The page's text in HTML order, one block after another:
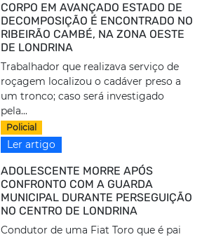
CORPO EM AVANÇADO ESTADO DE
DECOMPOSIÇÃO É ENCONTRADO NO
RIBEIRÃO CAMBÉ, NA ZONA OESTE
DE LONDRINA
Trabalhador que realizava serviço de
roçagem localizou o cadáver preso a
um tronco; caso será investigado
pela...
Policial
Ler artigo
ADOLESCENTE MORRE APÓS
CONFRONTO COM A GUARDA
MUNICIPAL DURANTE PERSEGUIÇÃO
NO CENTRO DE LONDRINA
Condutor de uma Fiat Toro que é pai